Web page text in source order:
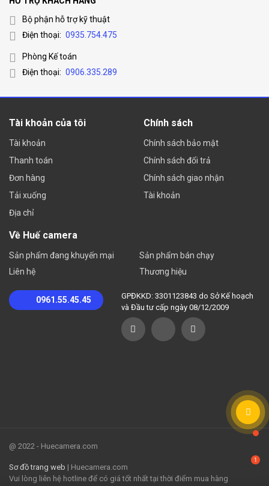
Bộ phận hỗ trợ kỹ thuật
Điện thoại: 0935.754.475
Phòng Kế toán
Điện thoại: 0906.335.289
Tài khoản của tôi
Tài khoản
Thanh toán
Đơn hàng
Tải xuống
Địa chỉ
Chính sách
Chính sách bảo mật
Chính sách đổi trả
Chính sách giao nhận
Tài khoản
Về Huế camera
Sản phẩm đang khuyến mại
Liên hệ
Sản phẩm bán chạy
Thương hiệu
0961.55.45.45
GPĐKKD: 3301123843 do Sở Kế hoạch
và Đầu tư cấp ngày 08/12/2009
@ 2022 - Huecamera.com
Sơ đồ trang web | Huecamera.com
Vui lòng liên hệ hotline để có giá tốt nhất tại thời điểm mua hàng